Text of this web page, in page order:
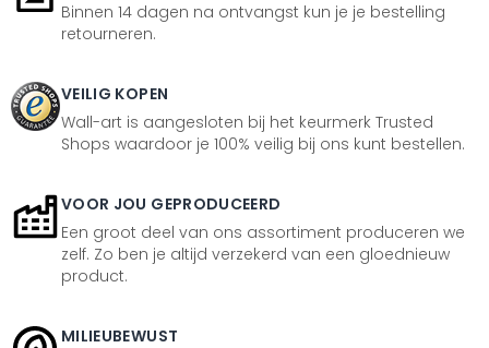
Binnen 14 dagen na ontvangst kun je je bestelling
retourneren.
VEILIG KOPEN
Wall-art is aangesloten bij het keurmerk Trusted
Shops waardoor je 100% veilig bij ons kunt bestellen.
VOOR JOU GEPRODUCEERD
Een groot deel van ons assortiment produceren we
zelf. Zo ben je altijd verzekerd van een gloednieuw
product.
MILIEUBEWUST